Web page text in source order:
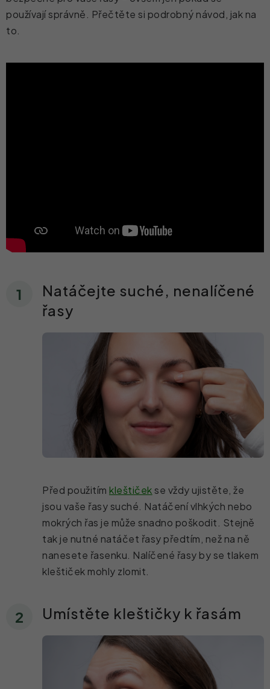
používají správně. Přečtěte si podrobný návod, jak na
to.
Natáčejte suché, nenalíčené
řasy
Před použitím kleštičekse vždy ujistěte, že
jsou vaše řasy suché. Natáčení vlhkých nebo
mokrých řas je může snadno poškodit. Stejně
tak je nutné natáčet řasy předtím, než na ně
nanesete řasenku. Nalíčené řasy by se tlakem
kleštiček mohly zlomit.
Umístěte kleštičky k řasám